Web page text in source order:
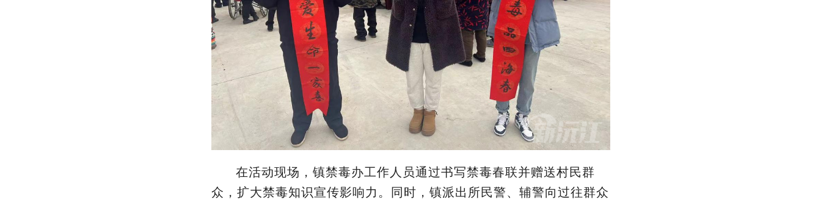
在活动现场， 镇禁毒办工作人员通过书写禁毒春联并赠送村民群
众，扩大禁毒知识宣传影响力。同时，镇派出所民警、辅警向过往群众